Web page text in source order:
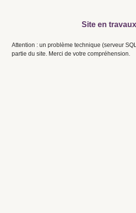
Site en travaux
Attention : un problème technique (serveur
partie du site. Merci de votre compréhension.